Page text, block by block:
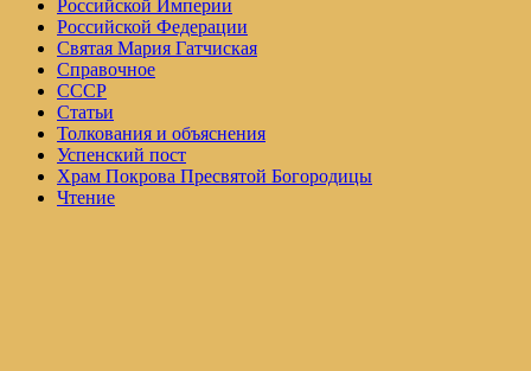
Российской Империи
Российской Федерации
Святая Мария Гатчиская
Справочное
СССР
Статьи
Толкования и объяснения
Успенский пост
Храм Покрова Пресвятой Богородицы
Чтение